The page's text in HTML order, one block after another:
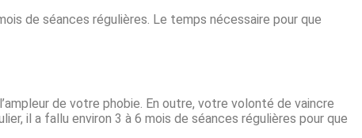
de séances régulières. Le temps nécessaire pour que
de votre phobie. En outre, votre volonté de vaincre
il a fallu environ 3 à 6 mois de séances régulières pour que